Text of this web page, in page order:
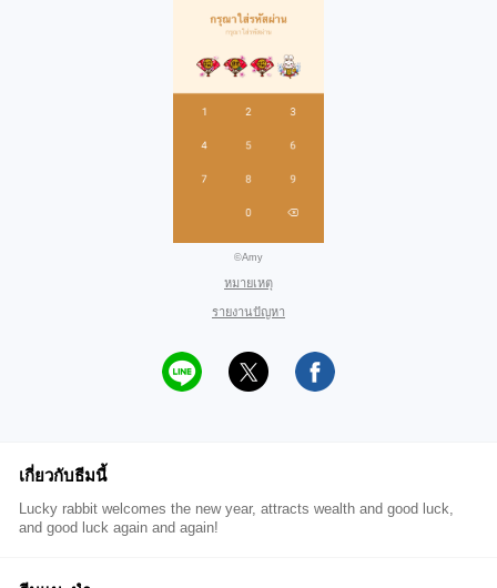
©Amy
หมายเหตุ
รายงานปัญหา
เกี่ยวกับธีมนี้
Lucky rabbit welcomes the new year, attracts wealth and good luck,
and good luck again and again!